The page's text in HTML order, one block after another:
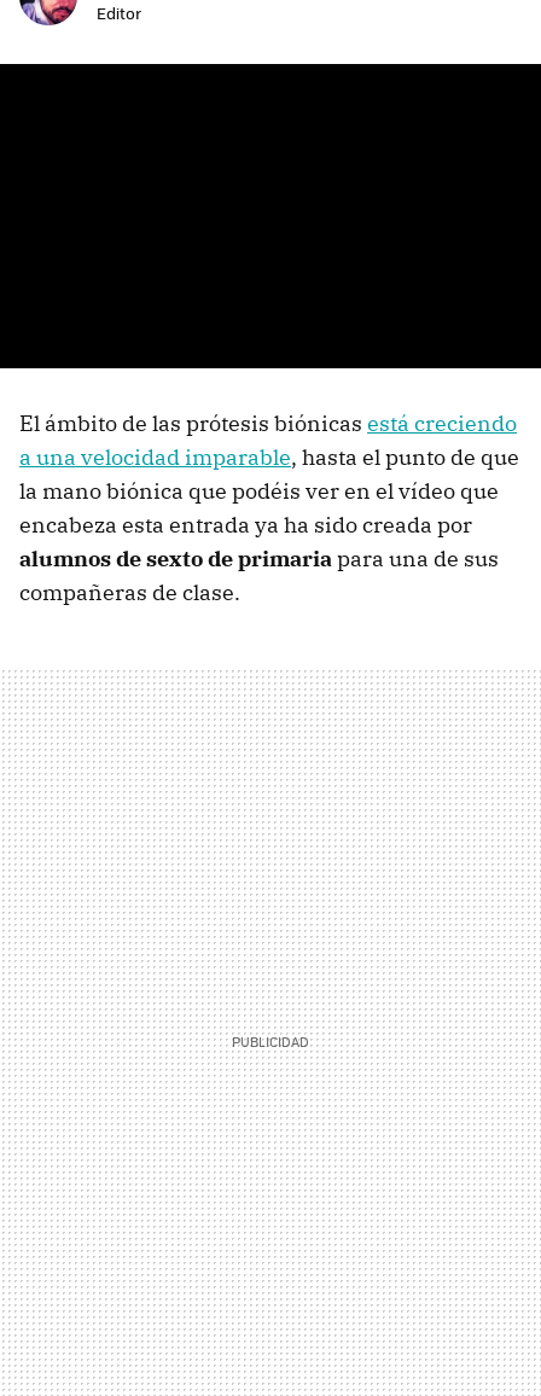
Editor
El ámbito de las prótesis biónicas está creciendo
a una velocidad imparable, hasta el punto de que
la mano biónica que podéis ver en el vídeo que
encabeza esta entrada ya ha sido creada por
alumnos de sexto de primariapara una de sus
compañeras de clase.